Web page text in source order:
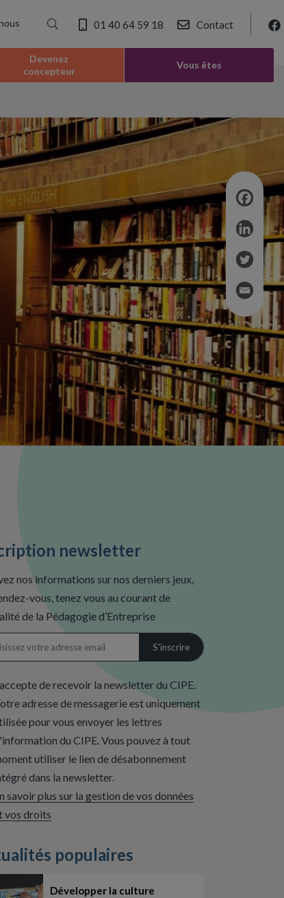
01 40 64 59 18 Contact
Devenez
concepteur
Vous êtes
newsletter
nos informations sur nos derniers jeux,
vous, tenez vous au courant de
de la Pédagogie d’Entreprise
de recevoir la newsletter du CIPE.
adresse de messagerie est uniquement
pour vous envoyer les lettres
du CIPE. Vous pouvez à tout
utiliser le lien de désabonnement
dans la newsletter.
savoir plus sur la gestion de vos données
vos droits
populaires
Développer la culture